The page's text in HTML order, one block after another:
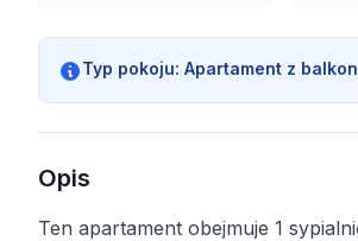
Typ pokoju: Apartament z
Opis
Ten apartament obejmuje 1